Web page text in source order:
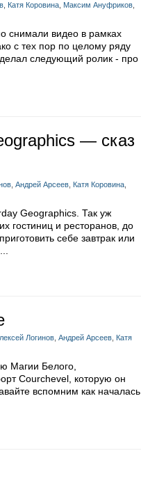
Катя Коровина Максим Ануфриков
снимали видео в рамках
с тех пор по целому ряду
следующий ролик - про
— сказ
Андрей Арсеев Катя Коровина
Geographics. Так уж
гостиниц и ресторанов, до
себе завтрак или
Логинов Андрей Арсеев Катя
Магии Белого,
Courchevel, которую он
вспомним как началась